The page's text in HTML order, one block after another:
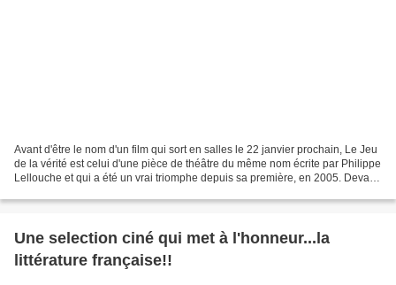
Avant d'être le nom d'un film qui sort en salles le 22 janvier prochain, Le Jeu
de la vérité est celui d'une pièce de théâtre du même nom écrite par Philippe
Lellouche et qui a été un vrai triomphe depuis sa première, en 2005. Devant
Une selection ciné qui met à l'honneur...la
littérature française!!